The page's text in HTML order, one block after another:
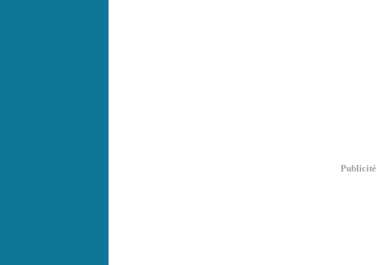
Publicité